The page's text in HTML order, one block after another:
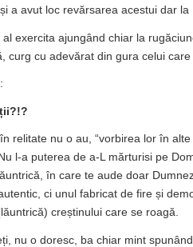
a avut loc revărsarea acestui dar la
exercita ajungând chiar la
curg cu adevărat din gura celui
relitate nu o au, “vorbirea lor în
l-a puterea de a-L mărturisi pe
în care te aude doar
ci unul fabricat de fire și
creștinului care se roagă.
nu o doresc, ba chiar mint